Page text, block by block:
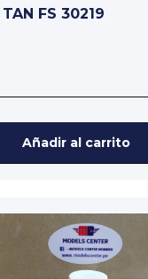
FS 30219
Añadir al carrito